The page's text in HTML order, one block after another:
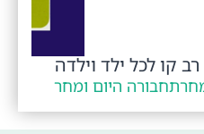
קו לכל ילד וילדה
תחבורה היום ומחר